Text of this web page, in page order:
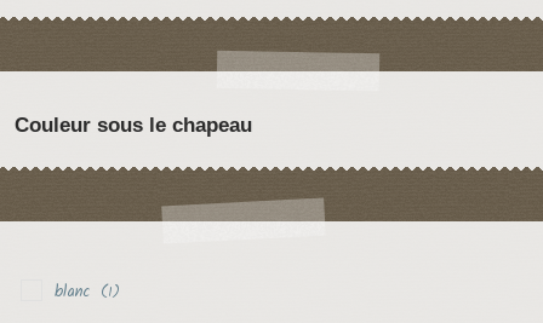
Couleur sous le chapeau
blanc (1)